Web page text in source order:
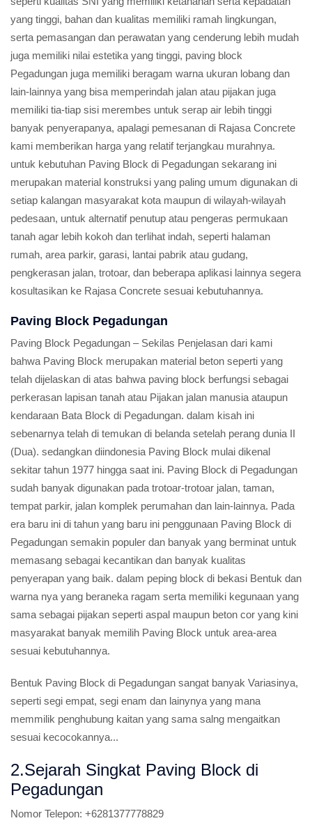
yang tinggi, bahan dan kualitas memiliki ramah lingkungan,
serta pemasangan dan perawatan yang cenderung lebih mudah
juga memiliki nilai estetika yang tinggi, paving block
Pegadungan juga memiliki beragam warna ukuran lobang dan
lain-lainnya yang bisa memperindah jalan atau pijakan juga
memiliki tia-tiap sisi merembes untuk serap air lebih tinggi
banyak penyerapanya, apalagi pemesanan di Rajasa Concrete
kami memberikan harga yang relatif terjangkau murahnya.
untuk kebutuhan Paving Block di Pegadungan sekarang ini
merupakan material konstruksi yang paling umum digunakan di
setiap kalangan masyarakat kota maupun di wilayah-wilayah
pedesaan, untuk alternatif penutup atau pengeras permukaan
tanah agar lebih kokoh dan terlihat indah, seperti halaman
rumah, area parkir, garasi, lantai pabrik atau gudang,
pengkerasan jalan, trotoar, dan beberapa aplikasi lainnya segera
kosultasikan ke Rajasa Concrete sesuai kebutuhannya.
Paving Block Pegadungan
Paving Block Pegadungan – Sekilas Penjelasan dari kami
bahwa Paving Block merupakan material beton seperti yang
telah dijelaskan di atas bahwa paving block berfungsi sebagai
perkerasan lapisan tanah atau Pijakan jalan manusia ataupun
kendaraan Bata Block di Pegadungan. dalam kisah ini
sebenarnya telah di temukan di belanda setelah perang dunia II
(Dua). sedangkan diindonesia Paving Block mulai dikenal
sekitar tahun 1977 hingga saat ini. Paving Block di Pegadungan
sudah banyak digunakan pada trotoar-trotoar jalan, taman,
tempat parkir, jalan komplek perumahan dan lain-lainnya. Pada
era baru ini di tahun yang baru ini penggunaan Paving Block di
Pegadungan semakin populer dan banyak yang berminat untuk
memasang sebagai kecantikan dan banyak kualitas
penyerapan yang baik. dalam peping block di bekasi Bentuk dan
warna nya yang beraneka ragam serta memiliki kegunaan yang
sama sebagai pijakan seperti aspal maupun beton cor yang kini
masyarakat banyak memilih Paving Block untuk area-area
sesuai kebutuhannya.
Bentuk Paving Block di Pegadungan sangat banyak Variasinya,
seperti segi empat, segi enam dan lainynya yang mana
memmilik penghubung kaitan yang sama salng mengaitkan
sesuai kecocokannya...
2.Sejarah Singkat Paving Block di
Pegadungan
Nomor Telepon: +6281377778829